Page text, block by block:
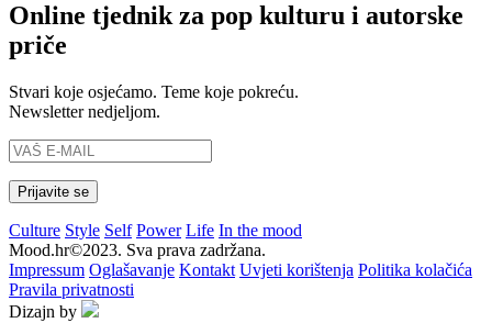
Online tjednik za pop kulturu i autorske
priče
Stvari koje osjećamo. Teme koje pokreću.
Newsletter nedjeljom.
Culture Style Self Power Life In the mood
Mood.hr©2023. Sva prava zadržana.
Impressum Oglašavanje Kontakt Uvjeti korištenja Politika kolačića
Pravila privatnosti
Dizajn by